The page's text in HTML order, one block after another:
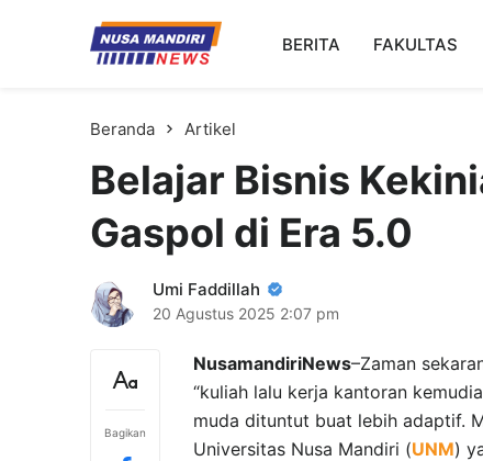
Kampus Digital Bisnis
Universitas Nusa Mandiri
BERITA FAKULTAS
Beranda Artikel
Belajar Bisnis
Gaspol di Era 5.0
Umi Faddillah
20 Agustus 2025 2:07 pm
Bagikan
NusamandiriNews–Zaman
“kuliah lalu kerja kantoran
muda dituntut buat lebih adaptif.
Universitas Nusa Mandiri (UNM)